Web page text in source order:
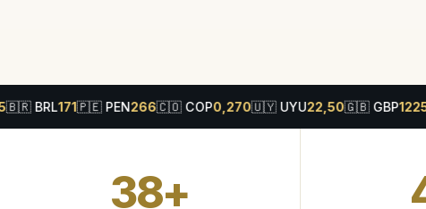
171🇵🇪 PEN266🇨🇴 COP0,270🇺🇾 UYU22,50🇬🇧 GBP1225🇨🇭
38+